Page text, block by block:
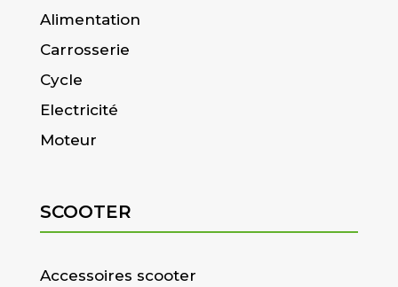
Alimentation
Carrosserie
Cycle
Electricité
Moteur
SCOOTER
Accessoires scooter